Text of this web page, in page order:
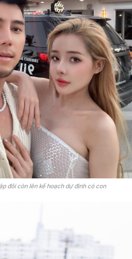
đôi còn lên kế hoạch dự định có con